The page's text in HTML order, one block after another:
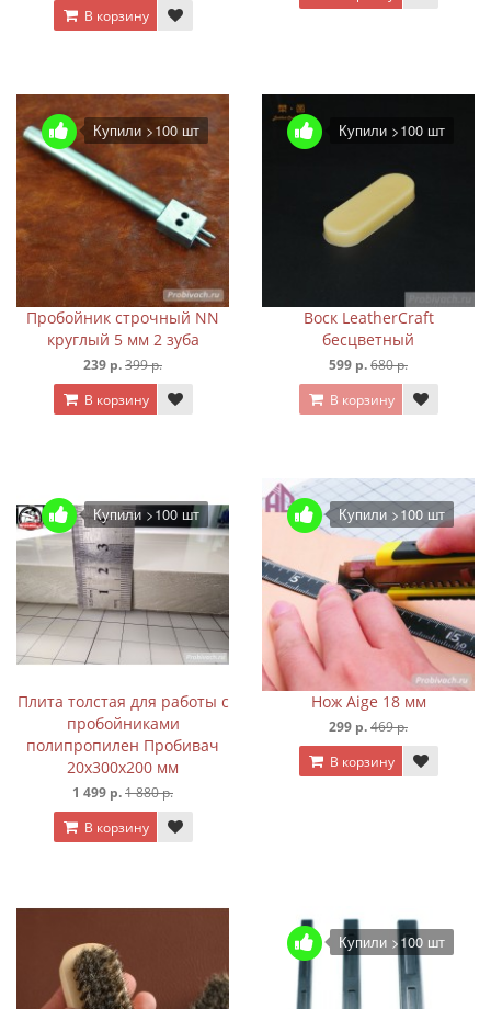
В корзину
Купили >100 шт
Пробойник строчный NN
круглый 5 мм 2 зуба
239 р.399 р.
В корзину
Купили >100 шт
Воск LeatherCraft
бесцветный
599 р.680 р.
В корзину
Купили >100 шт
Плита толстая для работы с
пробойниками
полипропилен Пробивач
20х300х200 мм
1 499 р.1 880 р.
В корзину
Купили >100 шт
Нож Aige 18 мм
299 р.469 р.
В корзину
Купили >100 шт